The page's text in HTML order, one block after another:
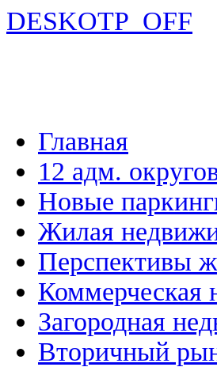
DESKOTP_OFF
Главная
12 адм.
Новые
Жилая
Перспективы
Коммерческая
Загородная
Вторичный